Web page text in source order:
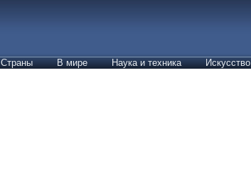
Страны В мире Наука и техника Искусство